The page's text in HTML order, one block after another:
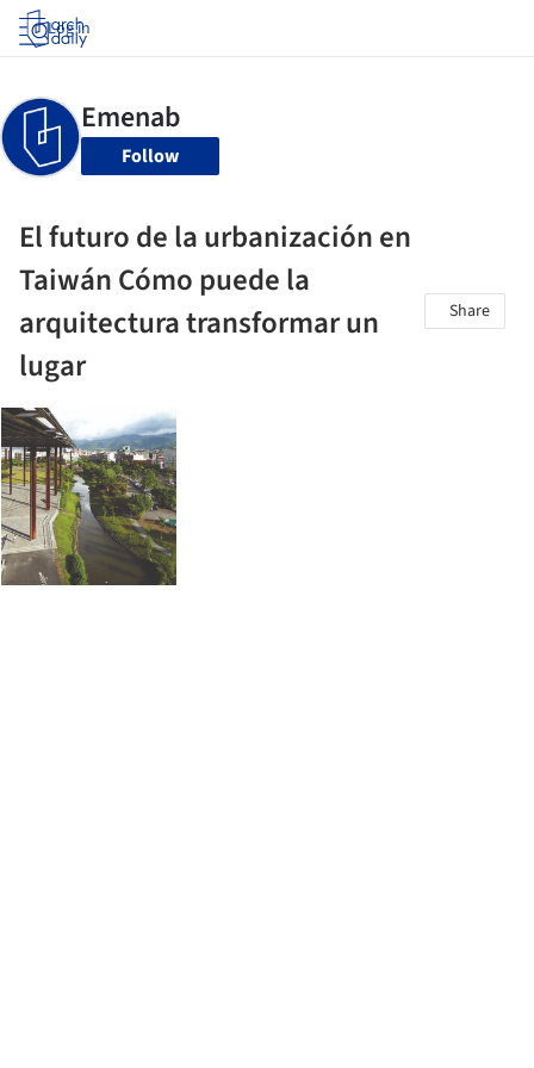
Log in
Follow
El futuro de la urbanización en
Taiwán Cómo puede la
arquitectura transformar un
lugar
Share